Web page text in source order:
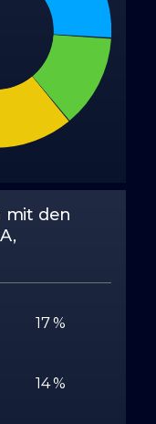
mit den
17 %
14 %